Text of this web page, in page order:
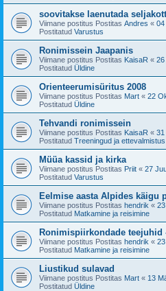
soovitakse laenutada
Viimane postitus Postitas Andres « 04
Postitatud Varustus
Ronimissein Jaapanis
Viimane postitus Postitas KaisaR « 26
Postitatud Üldine
Orienteerumisüritus 2008
Viimane postitus Postitas Mart « 22
Postitatud Üldine
Tehvandi ronimissein
Viimane postitus Postitas KaisaR « 31
Postitatud Treeningud ja ettevalmistus
Müüa kassid ja kirka
Viimane postitus Postitas Priit « 27
Postitatud Varustus
Eelmise aasta Alpides käigu
Viimane postitus Postitas hendrik «
Postitatud Matkamine ja reisimine
Ronimispiirkondade teejuhid
Viimane postitus Postitas hendrik «
Postitatud Matkamine ja reisimine
Liustikud sulavad
Viimane postitus Postitas Mart « 13
Postitatud Üldine